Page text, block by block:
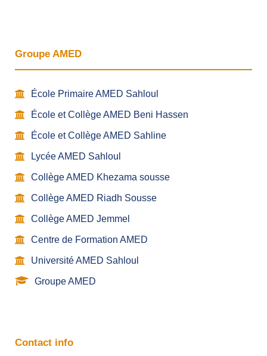
Groupe AMED
École Primaire AMED Sahloul
École et Collège AMED Beni Hassen
École et Collège AMED Sahline
Lycée AMED Sahloul
Collège AMED Khezama sousse
Collège AMED Riadh Sousse
Collège AMED Jemmel
Centre de Formation AMED
Université AMED Sahloul
Groupe AMED
Contact info